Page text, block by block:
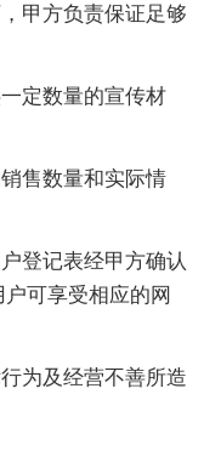
甲方负责保证足够
定数量的宣传材
售数量和实际情
登记表经甲方确认
可享受相应的网
为及经营不善所造